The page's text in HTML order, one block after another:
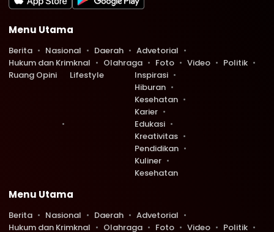
Menu Utama
Berita Nasional Daerah
Advetorial
Hukum dan Krimknal
Olahraga Foto Video
Politik
Ruang Opini
Lifestyle
Inspirasi
Hiburan
Kesehatan
Karier
Edukasi
Kreativitas
Pendidikan
Kuliner
Kesehatan
Menu Utama
Berita Nasional Daerah
Advetorial
Hukum dan Krimknal
Olahraga Foto Video Politik